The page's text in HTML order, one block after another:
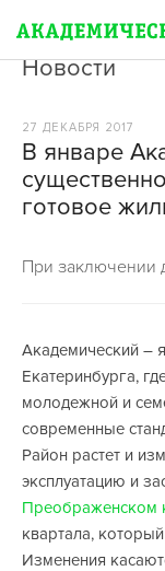
Новости
27 ДЕКАБРЯ 2017
В январе
готовое
При заключении
Академический –
Екатеринбурга,
молодежной и
современные
Район растет и
эксплуатацию и
Преображенском
квартала,
Изменения